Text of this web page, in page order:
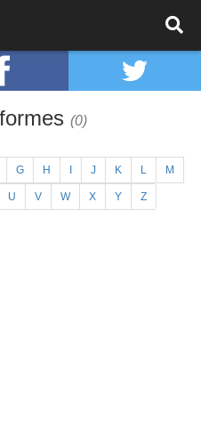
(0)
G H J K L M
U V W X Y Z